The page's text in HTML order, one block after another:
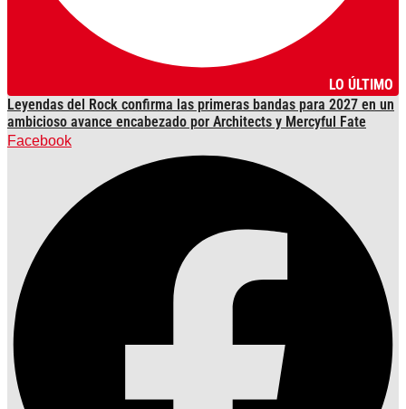
LO ÚLTIMO
Leyendas del Rock confirma las primeras bandas para 2027 en un
ambicioso avance encabezado por Architects y Mercyful Fate
Facebook